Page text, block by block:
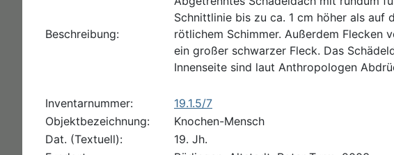
Beschreibung:
Schnittlinie bis zu ca. 1 cm höher als
rötlichem Schimmer. Außerdem Flecken
ein großer schwarzer Fleck. Das
Innenseite sind laut Anthropologen
Inventarnummer:
19.1.5/7
Objektbezeichnung:
Knochen-Mensch
Dat. (Textuell):
19. Jh.